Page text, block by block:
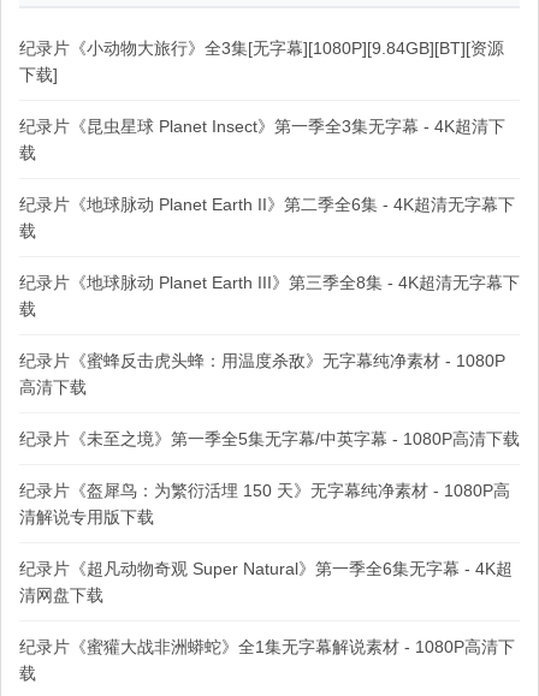
纪录片《小动物大旅行》全3集[无字幕][1080P][9.84GB][BT][资源
下载]
纪录片《昆虫星球 Planet Insect》第一季全3集无字幕 - 4K超清下
载
纪录片《地球脉动 Planet Earth II》第二季全6集 - 4K超清无字幕下
载
纪录片《地球脉动 Planet Earth III》第三季全8集 - 4K超清无字幕下
载
纪录片《蜜蜂反击虎头蜂：用温度杀敌》无字幕纯净素材 - 1080P
高清下载
纪录片《未至之境》第一季全5集无字幕/中英字幕 - 1080P高清下载
纪录片《盔犀鸟：为繁衍活埋 150 天》无字幕纯净素材 - 1080P高
清解说专用版下载
纪录片《超凡动物奇观 Super Natural》第一季全6集无字幕 - 4K超
清网盘下载
纪录片《蜜獾大战非洲蟒蛇》全1集无字幕解说素材 - 1080P高清下
载